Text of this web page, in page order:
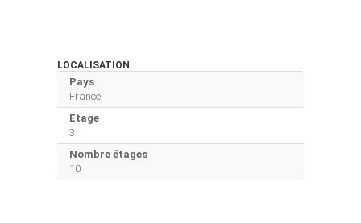
LOCALISATION
Pays
France
Etage
3
Nombre étages
10